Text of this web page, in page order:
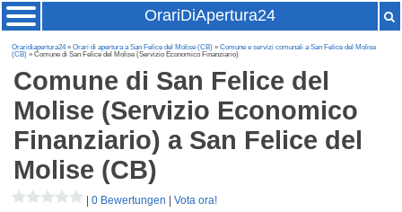
OrariDiApertura24
Oraridiapertura24»Orari di apertura a San Felice del Molise (CB) »Comune e servizi comunali a San Felice del Molise
(CB) » Comune di San Felice del Molise (Servizio Economico Finanziario)
Comune di San Felice del
Molise (Servizio Economico
Finanziario) a San Felice del
Molise (CB)
|0 Bewertungen |Vota ora!